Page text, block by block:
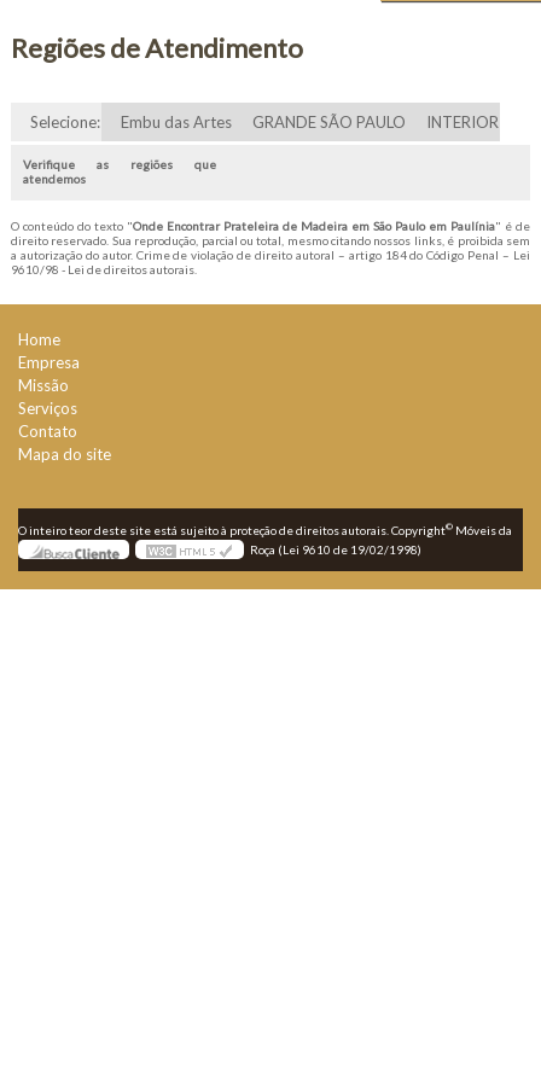
Regiões de Atendimento
Selecione: Embu das Artes GRANDE SÃO PAULO INTERIOR
Verifique as regiões que
atendemos
O conteúdo do texto "Onde Encontrar Prateleira de Madeira em São Paulo em Paulínia" é de
direito reservado. Sua reprodução, parcial ou total, mesmo citando nossos links, é proibida sem
a autorização do autor. Crime de violação de direito autoral – artigo 184 do Código Penal – Lei
9610/98 - Lei de direitos autorais.
Home
Empresa
Missão
Serviços
Contato
Mapa do site
O inteiro teor deste site está sujeito à proteção de direitos autorais. Copyright© Móveis da
Roça (Lei 9610 de 19/02/1998)